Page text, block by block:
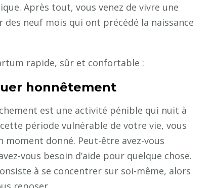
Après tout, vous venez de vivre une
neuf mois qui ont précédé la naissance
rapide, sûr et confortable :
honnêtement
est une activité pénible qui nuit à
période vulnérable de votre vie, vous
moment donné. Peut-être avez-vous
vous besoin d’aide pour quelque chose.
à se concentrer sur soi-même, alors